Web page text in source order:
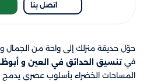
اتصل بنا
حوّل حديقة منزلك إلى واحة من الجمال
في تنسيق الحدائق في العين و
المساحات الخضراء بأسلوب عصري يدمج